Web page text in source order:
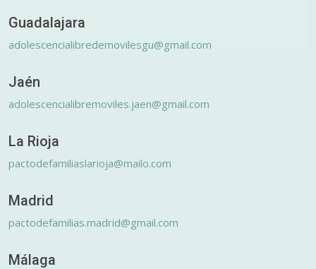
Guadalajara
adolescencialibredemovilesgu@gmail.com
Jaén
adolescencialibremoviles.jaen@gmail.com
La Rioja
pactodefamiliaslarioja@mailo.com
Madrid
pactodefamilias.madrid@gmail.com
Málaga